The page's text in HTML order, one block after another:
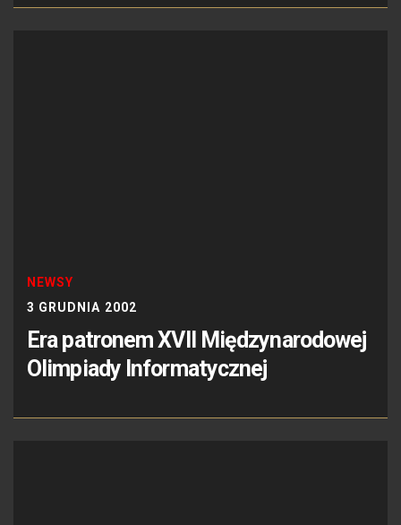
NEWSY
3 GRUDNIA 2002
Era patronem XVII Międzynarodowej
Olimpiady Informatycznej